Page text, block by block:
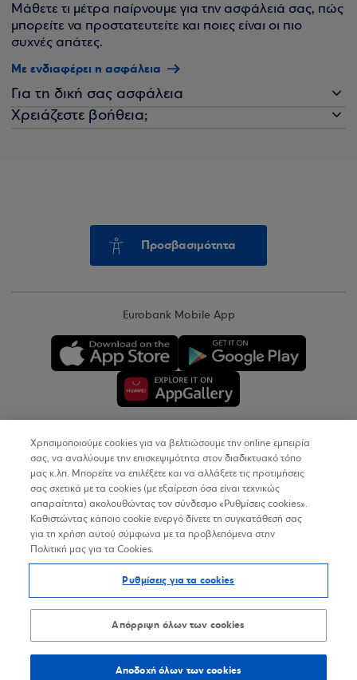
Μάθετε τι μέτρα παίρνουμε για την ασφάλειά σας, πώς
μπορείτε να προστατευτείτε και ποιες είναι οι πιο
συχνές απάτες.
Με ενδιαφέρει η ασφάλεια
Για τη δική σας ασφάλεια
Χρειάζεστε βοήθεια;
Προσβασιμότητα
Eurobank Mobile App
Copyright © 2026
Όροι Χρήσης
Προσωπικά Δεδομένα στον Διαδικτυακό Τόπο
Δήλωση Προσβασιμότητας
Sitemap
Χρησιμοποιούμε cookies για να βελτιώσουμε την online εμπειρία
σας, να αναλύουμε την επισκεψιμότητα στον διαδικτυακό τόπο
μας κ.λπ. Μπορείτε να επιλέξετε και να αλλάξετε τις προτιμήσεις
σας σχετικά με τα cookies (με εξαίρεση όσα είναι τεχνικώς
απαραίτητα) ακολουθώντας τον σύνδεσμο «Ρυθμίσεις cookies».
Καθιστώντας κάποιο cookie ενεργό δίνετε τη συγκατάθεσή σας
για τη χρήση αυτού σύμφωνα με τα προβλεπόμενα στην
Πολιτική μας για τα Cookies.
Ρυθμίσεις για τα cookies
Απόρριψη όλων των cookies
Αποδοχή όλων των cookies